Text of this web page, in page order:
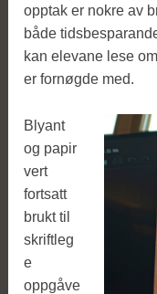
opptak er nokre av
både
kan elevane lese
er fornøgde med.
Blyant
og papir
vert
fortsatt
brukt til
skriftleg
e
oppgåve